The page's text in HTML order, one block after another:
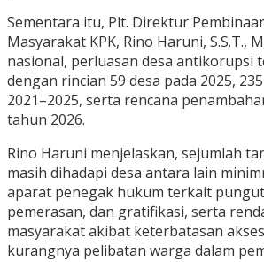
Sementara itu, Plt. Direktur
Masyarakat KPK, Rino Haruni, S.S.T.,
nasional, perluasan desa antikorupsi
dengan rincian 59 desa pada 2025,
2021–2025, serta rencana
tahun 2026.
Rino Haruni menjelaskan, sejumlah
masih dihadapi desa antara lain
aparat penegak hukum terkait
pemerasan, dan gratifikasi, serta
masyarakat akibat keterbatasan
kurangnya pelibatan warga dalam